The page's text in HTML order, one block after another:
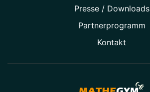
Presse / Downloads
Partner­programm
Kontakt